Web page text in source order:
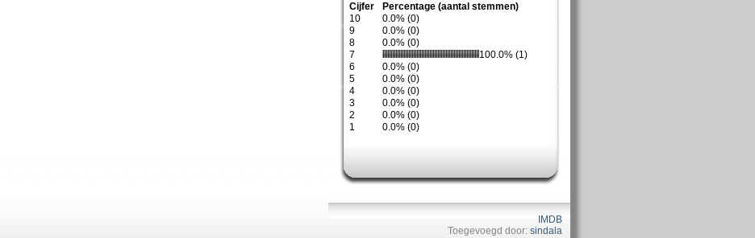
Cijfer
Percentage (aantal stemmen)
10
0.0% (0)
9
0.0% (0)
8
0.0% (0)
7
100.0% (1)
6
0.0% (0)
5
0.0% (0)
4
0.0% (0)
3
0.0% (0)
2
0.0% (0)
1
0.0% (0)
IMDB
Toegevoegd door: sindala